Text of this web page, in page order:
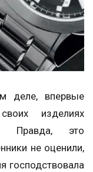
деле, впервые
изделиях
Правда, это
не оценили,
господствовала